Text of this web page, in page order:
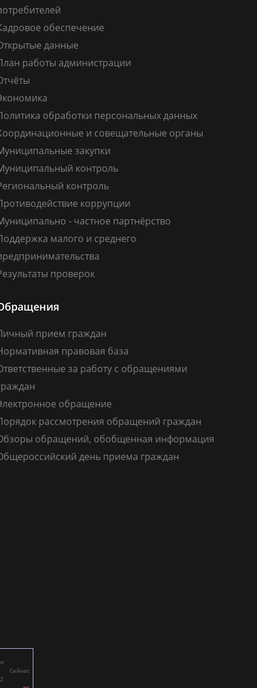
обеспечение
данные
работы администрации
обработки персональных данных
и совещательные органы
закупки
контроль
контроль
коррупции
- частное партнёрство
малого и среднего
проверок
прием граждан
правовая база
за работу с обращениями
обращение
рассмотрения обращений граждан
обращений, обобщенная информация
день приема граждан
Сейчас